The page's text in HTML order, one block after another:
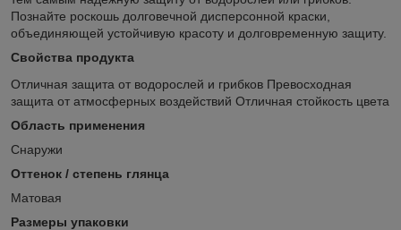
Познайте роскошь долговечной дисперсонной краски,
объединяющей устойчивую красоту и долговременную защиту.
Свойства продукта
Отличная защита от водорослей и грибков Превосходная
защита от атмосферных воздействий Отличная стойкость цвета
Область применения
Cнаружи
Оттенок / степень глянца
Матовая
Размеры упаковки